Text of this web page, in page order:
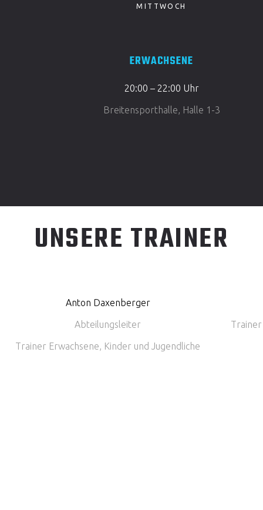
MITTWOCH
ERWACHSENE
20:00 – 22:00 Uhr
Breitensporthalle, Halle 1-3
UNSERE TRAINER
Anton Daxenberger
Abteilungsleiter
Trainer Erwachsene, Kinder und Jugendliche
Trainer